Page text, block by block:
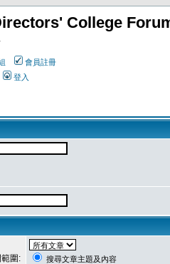
College
會員註冊
登入
圍:
搜尋文章主題及內容